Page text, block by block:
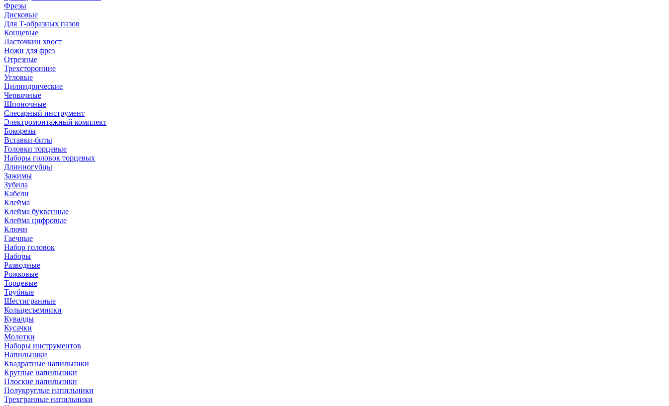
Фрезы
Дисковые
Для Т-образных пазов
Концевые
Ласточкин хвост
Ножи для фрез
Отрезные
Трехсторонние
Угловые
Цилиндрические
Червячные
Шпоночные
Слесарный инструмент
Электромонтажный комплект
Бокорезы
Вставки-биты
Головки торцевые
Наборы головок торцевых
Длинногубцы
Зажимы
Зубила
Кабели
Клейма
Клейма буквенные
Клейма цифровые
Ключи
Гаечные
Набор головок
Наборы
Разводные
Рожковые
Торцевые
Трубные
Шестигранные
Кольцесъемники
Кувалды
Кусачки
Молотки
Наборы инструментов
Напильники
Квадратные напильники
Круглые напильники
Плоские напильники
Полукруглые напильники
Трехгранные напильники